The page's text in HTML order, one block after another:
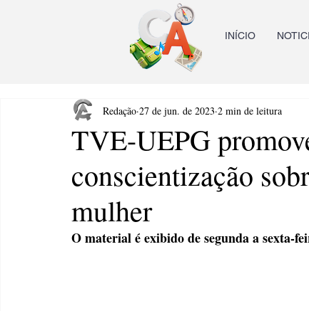
INÍCIO
TVE-UEPG
conscientização
mulher
Redação 27 de jun. de 2023 2 min de leitura
O material é exibido de segunda a sexta-